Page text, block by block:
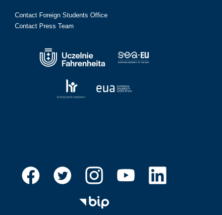
Contact Foreign Students Office
Contact Press Team